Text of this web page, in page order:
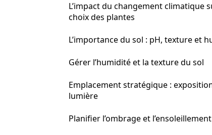
L’impact du changement climatique
choix des plantes
L’importance du sol : pH, texture et
Gérer l’humidité et la texture du sol
Emplacement stratégique :
lumière
Planifier l’ombrage et l’ensoleillement